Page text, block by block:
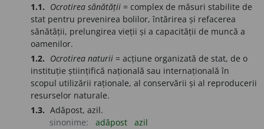
1.1. Ocrotirea sănătății = complex de măsuri stabilite de
stat pentru prevenirea bolilor, întărirea și refacerea
sănătății, prelungirea vieții și a capacității de muncă a
oamenilor.
1.2. Ocrotirea naturii = acțiune organizată de stat, de o
instituție științifică națională sau internațională în
scopul utilizării raționale, al conservării și al reproducerii
resurselor naturale.
1.3. Adăpost, azil.
sinonime:
adăpost azil